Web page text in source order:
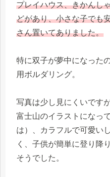
プレイハウス、きかんし
どがあり、小さな子でも
さん置いてありました。
特に双子が夢中になった
用ボルダリング。
写真は少し見にくいです
富士山のイラストになっ
は）、カラフルで可愛い
く、子供が簡単に登り降
そうでした。